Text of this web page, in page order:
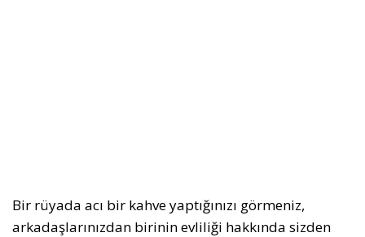
Bir rüyada acı bir kahve yaptığınızı görmeniz,
arkadaşlarınızdan birinin evliliği hakkında sizden